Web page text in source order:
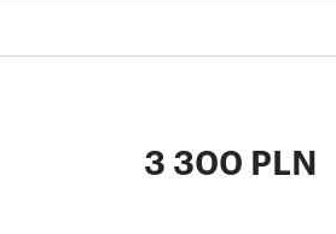
3 300 PLN